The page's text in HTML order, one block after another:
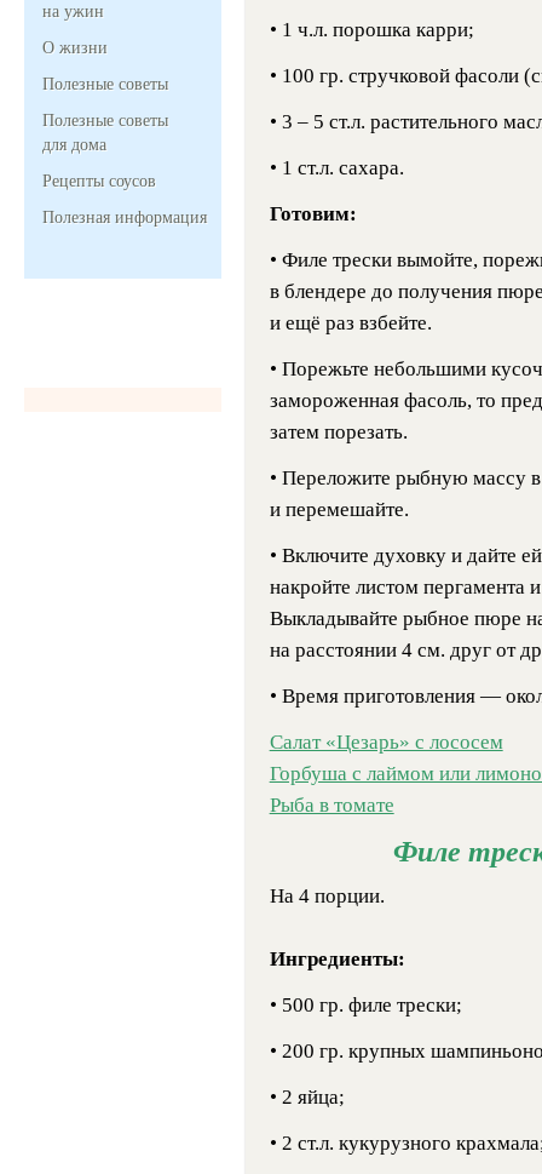
на ужин
О жизни
Полезные советы
Полезные советы
для дома
Рецепты соусов
Полезная информация
• 1 ч.л. порошка карри;
• 100 гр. стручковой фасоли
• 3 – 5 ст.л. растительного
• 1 ст.л. сахара.
Готовим:
• Филе трески вымойте,
в блендере до получения
и ещё раз взбейте.
• Порежьте небольшими
замороженная фасоль, то
затем порезать.
• Переложите рыбную массу
и перемешайте.
• Включите духовку и дайте
накройте листом пергамента
Выкладывайте рыбное пюре
на расстоянии 4 см. друг от
• Время приготовления —
Салат «Цезарь» с лососем
Горбуша с лаймом или
Рыба в томате
Филе
На 4 порции.
Ингредиенты:
• 500 гр. филе трески;
• 200 гр. крупных
• 2 яйца;
• 2 ст.л. кукурузного